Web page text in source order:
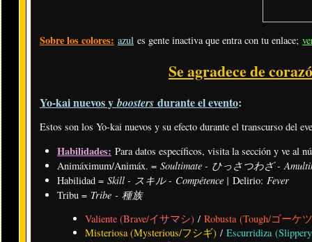
Sobre los colores: azul es gente inactiva que entra con tu enlace;
Se agradece de
Yo-kai nuevos yboosters durante el evento:
Estos son los Yo-kai nuevos y su efecto durante el transcurso del
Habilidades: Para datos específicos, visita la sección y ve al
Animáximum/Animáx. = Soultimate - ひっさつわざ -
Habilidad = Skill - スキル - Compétence | Delirio: Fever
Tribu = Tribe - 種族
Valiente (Brave/イサマシ) / Robusta (Tough/ゴーケ
Misteriosa (Mysterious/フシギ) / Escurridiza